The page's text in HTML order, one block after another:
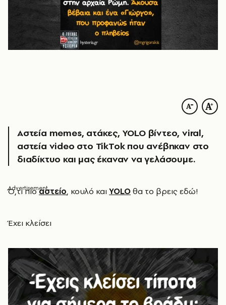
Αστεία memes, ατάκες, YOLO βίντεο, viral,
αστεία video στο TikTok που ανέβηκαν στο
διαδίκτυο και μας έκαναν να γελάσουμε.
Ό,τι πιοαστείο, κουλό και YOLOθα το βρεις εδώ!
Έχει κλείσει